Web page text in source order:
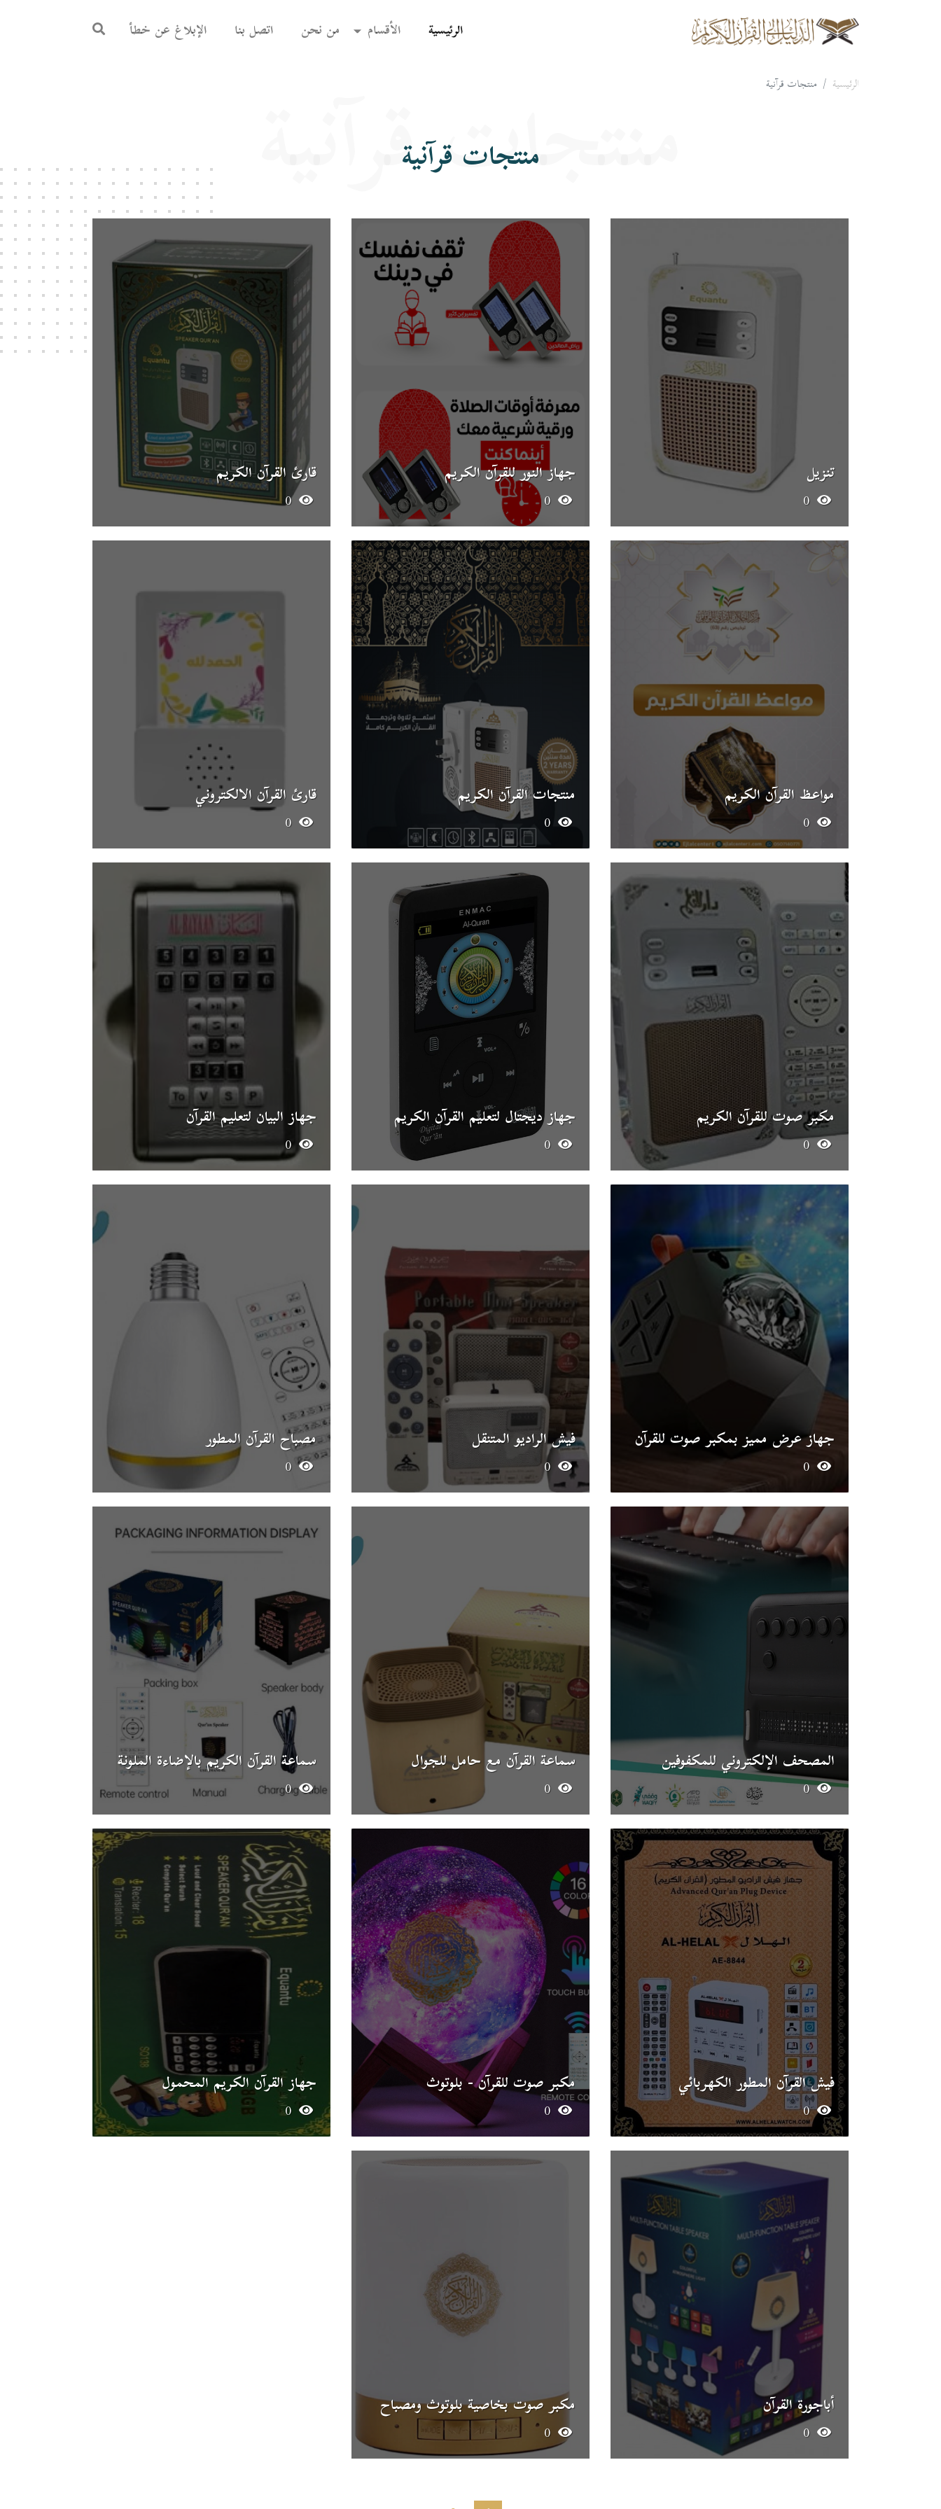
الرئيسية
(current) الأقسام من نحن اتصل بنا الإبلاغ عن خطأ
الرئيسية منتجات قرآنية
منتجات قرآنية
منتجات قرآنية
تنزيل
0
جهاز النور للقرآن الكريم
0
قارئ القرآن الكريم
0
مواعظ القرآن الكريم
0
منتجات القرآن الكريم قارئ القرآن الالكتروني
0
مكبر صوت للقرآن الكريم
0
جهاز ديجتال لتعليم القرآن الكريم
0
جهاز البيان لتعليم القرآن
0
جهاز عرض مميز بمكبر صوت للقرآن فيش الراديو المتنقل مصباح القرآن المطور
0
المصحف الإلكتروني للمكفوفين
0
سماعة القرآن مع حامل للجوال
0
سماعة القرآن الكريم بالإضاءة الملونة
0
فيش القرآن المطور الكهربائي
0
مكبر صوت للقرآن - بلوتوث جهاز القرآن الكريم المحمول
أباجورة القرآن
0
مكبر صوت بخاصية بلوتوث ومصباح
0